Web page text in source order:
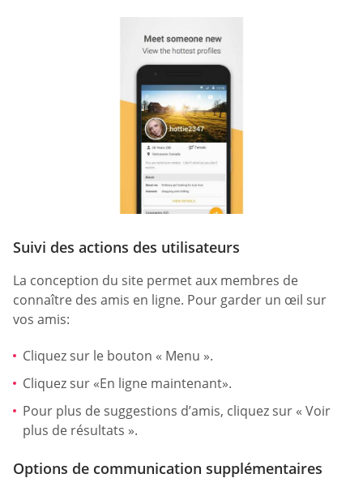
Suivi des actions des utilisateurs
La conception du site permet aux membres de
connaître des amis en ligne. Pour garder un œil sur
vos amis:
Cliquez sur le bouton « Menu ».
Cliquez sur «En ligne maintenant».
Pour plus de suggestions d’amis, cliquez sur « Voir
plus de résultats ».
Options de communication supplémentaires